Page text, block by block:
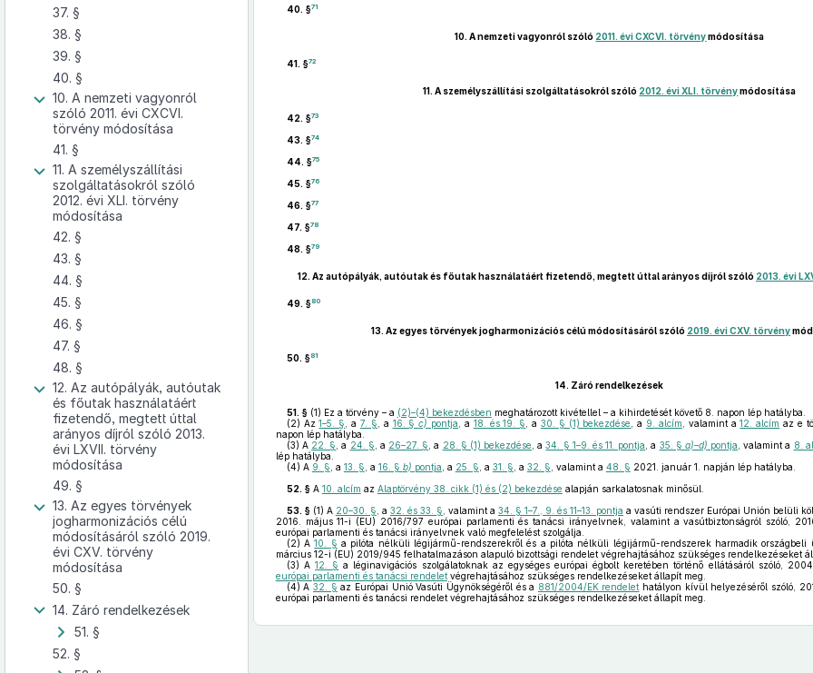
37. §
38. §
39. §
40. §
10. A nemzeti vagyonról
szóló 2011. évi CXCVI.
törvény módosítása
41. §
11. A személyszállítási
szolgáltatásokról szóló
2012. évi XLI. törvény
módosítása
42. §
43. §
44. §
45. §
46. §
47. §
48. §
12. Az autópályák, autóutak
és főutak használatáért
fizetendő, megtett úttal
arányos díjról szóló 2013.
évi LXVII. törvény
módosítása
49. §
13. Az egyes törvények
jogharmonizációs célú
módosításáról szóló 2019.
évi CXV. törvény
módosítása
50. §
14. Záró rendelkezések
51. §
52. §
40. §71
10. A nemzeti vagyonról szóló 2011. évi CXCVI. törvénymódosítása
41. §72
11. A személyszállítási szolgáltatásokról szóló 2012. évi XLI. törvénymódosítása
42. §73
43. §74
44. §75
45. §76
46. §77
47. §78
48. §79
12. Az autópályák, autóutak és főutak használatáért fizetendő, megtett úttal arányos díjról szóló 2013. évi
49. §80
13. Az egyes törvények jogharmonizációs célú módosításáról szóló 2019. évi CXV. törvény
50. §81
14. Záró rendelkezések
51. §(1) Ez a törvény – a (2)–(4) bekezdésben meghatározott kivétellel – a kihirdetését követő 8. napon lép hatályba.
(2) Az1–5. § , a 7. § , a 16. §c) pontja , a 18. és 19. § , a 30. § (1) bekezdése , a 9. alcím , valamint a12. alcím az e
napon lép hatályba.
(3) A 22. § , a 24. § , a 26–27. § , a 28. § (1) bekezdése , a34. § 1–9. és 11. pontja , a 35. § a)–d) pontja , valamint a 8.
lép hatályba.
(4) A 9. § , a 13. § , a 16. § b) pontja , a 25. § , a 31. § , a 32. § , valamint a 48. § 2021. január 1. napján lép hatályba.
52. §A 10. alcím az Alaptörvény 38. cikk (1) és (2) bekezdése alapján sarkalatosnak minősül.
53. §(1) A 20–30. § , a 32. és 33. § , valamint a 34. § 1–7., 9. és 11–13. pontja a vasúti rendszer Európai Unión belüli
2016. május 11-i (EU) 2016/797 európai parlamenti és tanácsi irányelvnek, valamint a vasútbiztonságról szóló,
európai parlamenti és tanácsi irányelvnek való megfelelést szolgálja.
(2) A10. § a pilóta nélküli légijármű-rendszerekről és a pilóta nélküli légijármű-rendszerek harmadik országbeli
március 12-i (EU) 2019/945 felhatalmazáson alapuló bizottsági rendelet végrehajtásához szükséges rendelkezéseket
(3) A12. § a léginavigációs szolgálatoknak az egységes európai égbolt keretében történő ellátásáról szóló,
európai parlamenti és tanácsi rendeletvégrehajtásához szükséges rendelkezéseket állapít meg.
(4) A32. § az Európai Unió Vasúti Ügynökségéről és a 881/2004/EK rendelet hatályon kívül helyezéséről szóló,
európai parlamenti és tanácsi rendelet végrehajtásához szükséges rendelkezéseket állapít meg.